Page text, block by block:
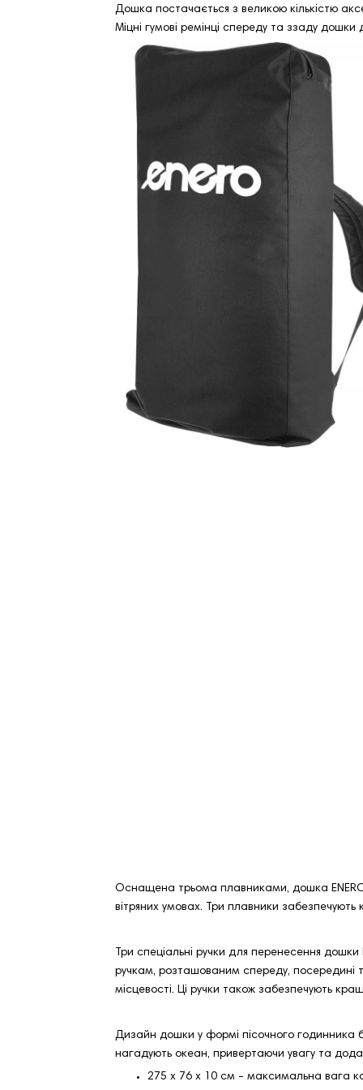
Дошка постачається з великою кількістю
Міцні гумові ремінці спереду та ззаду
Оснащена трьома плавниками, дошка ENERO
вітряних умовах. Три плавники
Три спеціальні ручки для перенесення
ручкам, розташованим спереду, посередині
місцевості. Ці ручки також забезпечують
Дизайн дошки у формі пісочного годинника
нагадують океан, привертаючи увагу та
275 x 76 x 10 см - максимальна вага